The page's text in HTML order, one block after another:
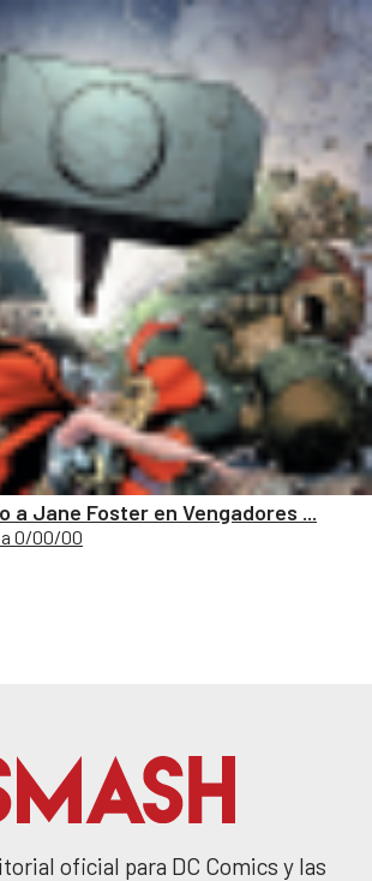
a Jane Foster en Vengadores ...
0/00/00
oficial para DC Comics y las